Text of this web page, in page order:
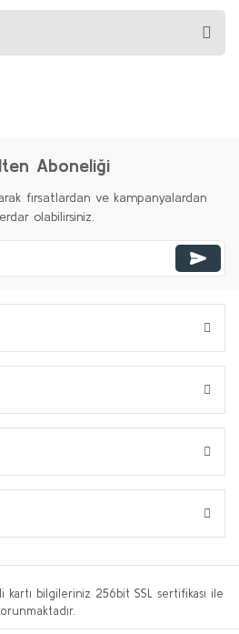
Aboneliği
fırsatlardan ve kampanyalardan
olabilirsiniz.
kartı bilgileriniz 256bit SSL sertifikası ile